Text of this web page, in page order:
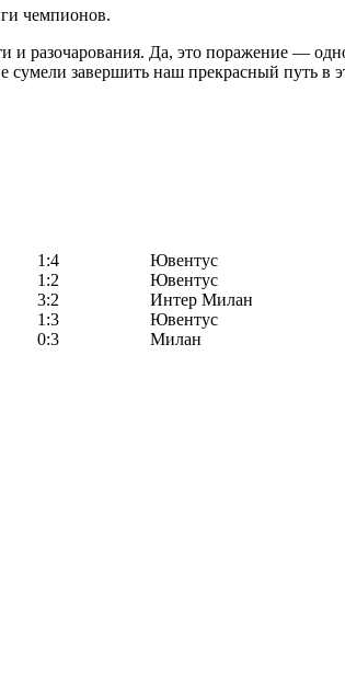
чемпионов.
разочарования. Да, это поражение —
завершить наш прекрасный путь в
1:4
Ювентус
1:2
Ювентус
3:2
Интер Милан
1:3
Ювентус
0:3
Милан